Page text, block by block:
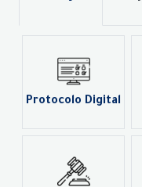
Protocolo Digital